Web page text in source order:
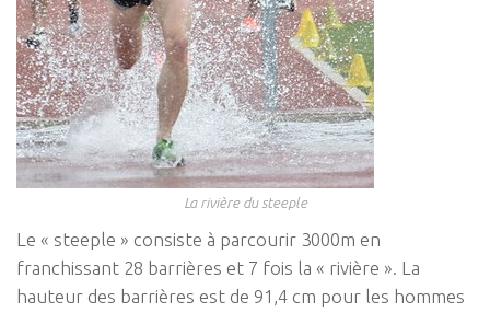
La rivière du steeple
Le « steeple » consiste à parcourir 3000m en
franchissant 28 barrières et 7 fois la « rivière ». La
hauteur des barrières est de 91,4 cm pour les hommes